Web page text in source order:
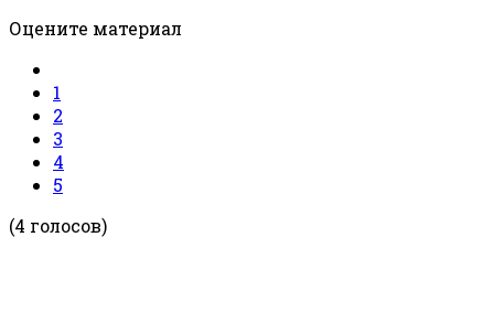
Оцените материал
1
2
3
4
5
(4 голосов)